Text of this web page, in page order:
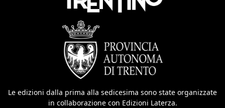
Le edizioni dalla prima alla sedicesima sono state organizzate
in collaborazione con Edizioni Laterza.